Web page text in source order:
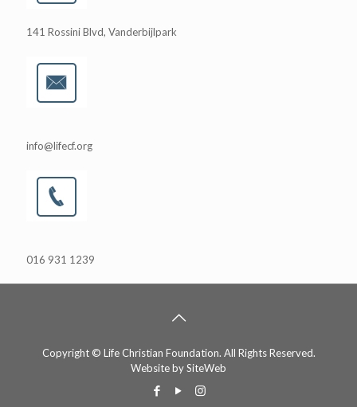
141 Rossini Blvd, Vanderbijlpark
info@lifecf.org
016 931 1239
Copyright © Life Christian Foundation. All Rights Reserved.
Website bySiteWeb